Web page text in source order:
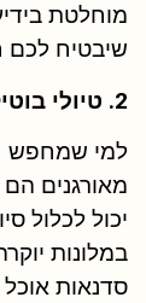
מוחלטת
שיבטיח לכם
2. טיולי בוטיק מאורגנים – איכות ויוקרה
למי שמחפש
מאורגנים
יכול לכלול
במלונות
סדנאות אוכל